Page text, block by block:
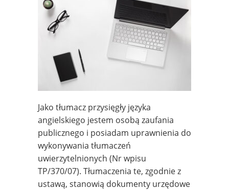
Jako tłumacz przysięgły języka
angielskiego jestem osobą zaufania
publicznego i posiadam uprawnienia do
wykonywania tłumaczeń
uwierzytelnionych (Nr wpisu
TP/370/07). Tłumaczenia te, zgodnie z
ustawą, stanowią dokumenty urzędowe